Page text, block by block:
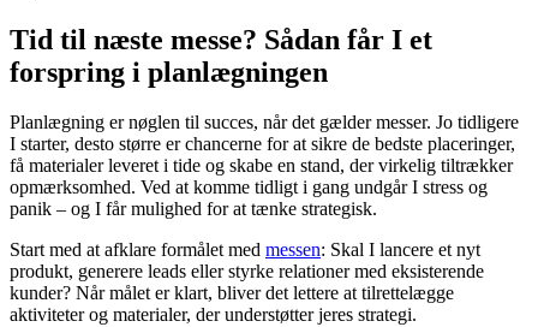
Tid til næste messe? Sådan får I et
forspring i planlægningen
Planlægning er nøglen til succes, når det gælder messer. Jo tidligere
I starter, desto større er chancerne for at sikre de bedste placeringer,
få materialer leveret i tide og skabe en stand, der virkelig tiltrækker
opmærksomhed. Ved at komme tidligt i gang undgår I stress og
panik – og I får mulighed for at tænke strategisk.
Start med at afklare formålet med messen: Skal I lancere et nyt
produkt, generere leads eller styrke relationer med eksisterende
kunder? Når målet er klart, bliver det lettere at tilrettelægge
aktiviteter og materialer, der understøtter jeres strategi.